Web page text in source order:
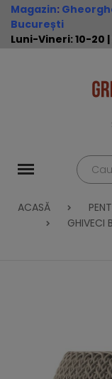
Magazin:
București
Luni-Vineri: 10-20
ACASĂ
GHIVECI